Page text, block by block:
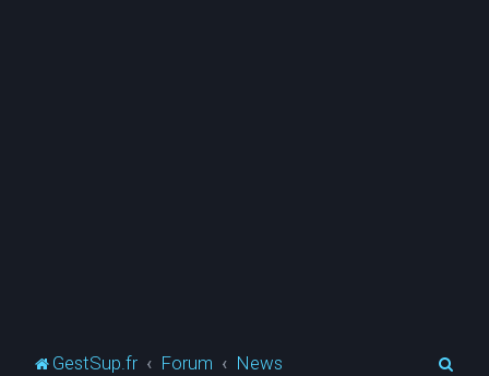
GestSup.fr Forum News